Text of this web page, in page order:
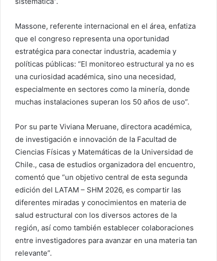
Massone, referente internacional en el área, enfatiza
que el congreso representa una oportunidad
estratégica para conectar industria, academia y
políticas públicas: “El monitoreo estructural ya no es
una curiosidad académica, sino una necesidad,
especialmente en sectores como la minería, donde
muchas instalaciones superan los 50 años de uso”.
Por su parte Viviana Meruane, directora académica,
de investigación e innovación de la Facultad de
Ciencias Físicas y Matemáticas de la Universidad de
Chile., casa de estudios organizadora del encuentro,
comentó que “un objetivo central de esta segunda
edición del LATAM – SHM 2026, es compartir las
diferentes miradas y conocimientos en materia de
salud estructural con los diversos actores de la
región, así como también establecer colaboraciones
entre investigadores para avanzar en una materia tan
relevante”.